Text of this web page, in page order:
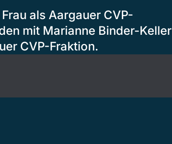
als Aargauer CVP-
mit Marianne Binder-Keller
CVP-Fraktion.